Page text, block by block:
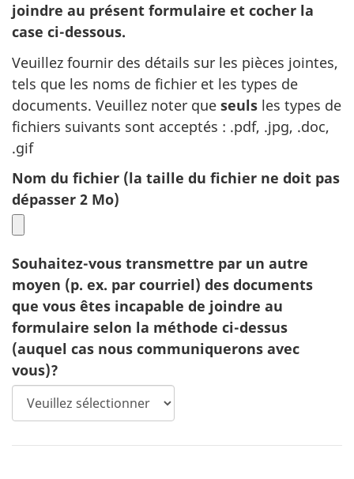
joindre au présent formulaire et cocher la
case ci-dessous.
Veuillez fournir des détails sur les pièces jointes,
tels que les noms de fichier et les types de
documents. Veuillez noter que seuls les types de
fichiers suivants sont acceptés : .pdf, .jpg, .doc,
.gif
Nom du fichier (la taille du fichier ne doit pas
dépasser 2 Mo)
Souhaitez-vous transmettre par un autre
moyen (p. ex. par courriel) des documents
que vous êtes incapable de joindre au
formulaire selon la méthode ci-dessus
(auquel cas nous communiquerons avec
vous)?